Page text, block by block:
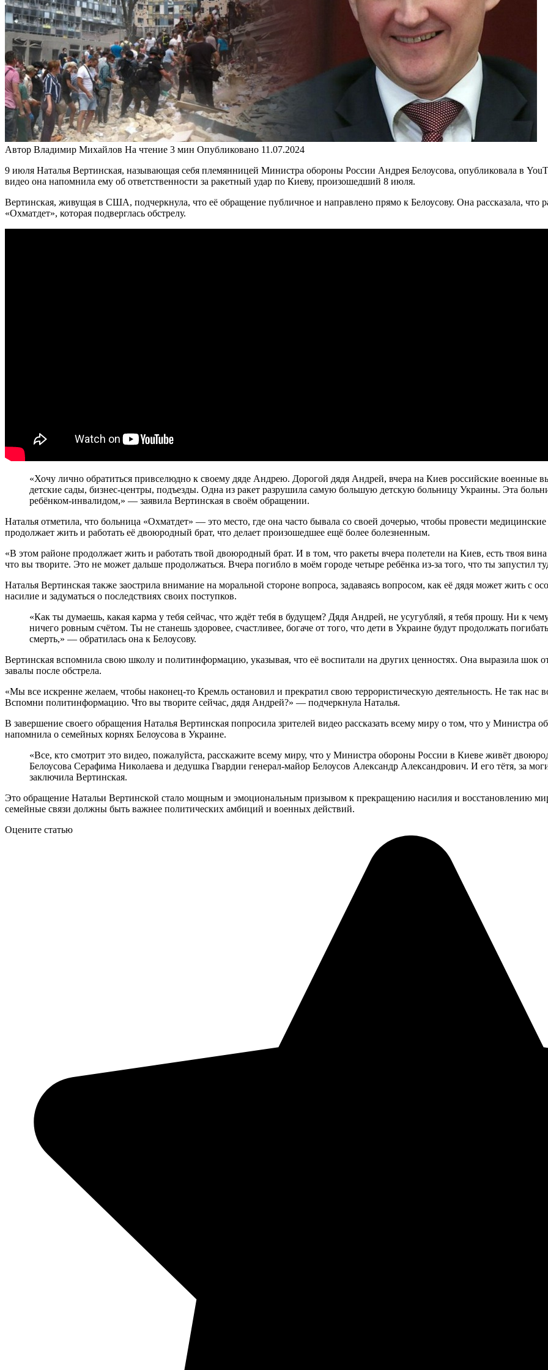
Автор Владимир Михайлов На чтение 3 мин Опубликовано 11.07.2024
9 июля Наталья Вертинская, называющая себя племянницей Министра обороны России Андрея Белоусова, опубликовала в
видео она напомнила ему об ответственности за ракетный удар по Киеву, произошедший 8 июля.
Вертинская, живущая в США, подчеркнула, что её обращение публичное и направлено прямо к Белоусову. Она рассказала, что
«Охматдет», которая подверглась обстрелу.
«Хочу лично обратиться привселюдно к своему дяде Андрею. Дорогой дядя Андрей, вчера на Киев российские военные
детские сады, бизнес-центры, подъезды. Одна из ракет разрушила самую большую детскую больницу Украины. Эта
ребёнком-инвалидом,» — заявила Вертинская в своём обращении.
Наталья отметила, что больница «Охматдет» — это место, где она часто бывала со своей дочерью, чтобы провести
продолжает жить и работать её двоюродный брат, что делает произошедшее ещё более болезненным.
«В этом районе продолжает жить и работать твой двоюродный брат. И в том, что ракеты вчера полетели на Киев, есть твоя
что вы творите. Это не может дальше продолжаться. Вчера погибло в моём городе четыре ребёнка из-за того, что ты запустил
Наталья Вертинская также заострила внимание на моральной стороне вопроса, задаваясь вопросом, как её дядя может жить с
насилие и задуматься о последствиях своих поступков.
«Как ты думаешь, какая карма у тебя сейчас, что ждёт тебя в будущем? Дядя Андрей, не усугубляй, я тебя прошу. Ни к
ничего ровным счётом. Ты не станешь здоровее, счастливее, богаче от того, что дети в Украине будут продолжать
смерть,» — обратилась она к Белоусову.
Вертинская вспомнила свою школу и политинформацию, указывая, что её воспитали на других ценностях. Она выразила шок от
завалы после обстрела.
«Мы все искренне желаем, чтобы наконец-то Кремль остановил и прекратил свою террористическую деятельность. Не так
Вспомни политинформацию. Что вы творите сейчас, дядя Андрей?» — подчеркнула Наталья.
В завершение своего обращения Наталья Вертинская попросила зрителей видео рассказать всему миру о том, что у Министра
напомнила о семейных корнях Белоусова в Украине.
«Все, кто смотрит это видео, пожалуйста, расскажите всему миру, что у Министра обороны России в Киеве живёт
Белоусова Серафима Николаева и дедушка Гвардии генерал-майор Белоусов Александр Александрович. И его тётя, за
заключила Вертинская.
Это обращение Натальи Вертинской стало мощным и эмоциональным призывом к прекращению насилия и восстановлению
семейные связи должны быть важнее политических амбиций и военных действий.
Оцените статью